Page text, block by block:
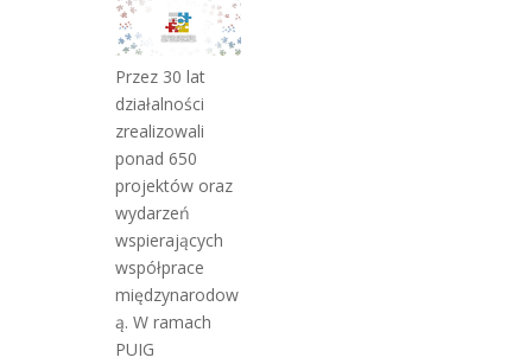
Przez 30 lat
działalności
zrealizowali
ponad 650
projektów oraz
wydarzeń
wspierających
współprace
międzynarodow
ą. W ramach
PUIG